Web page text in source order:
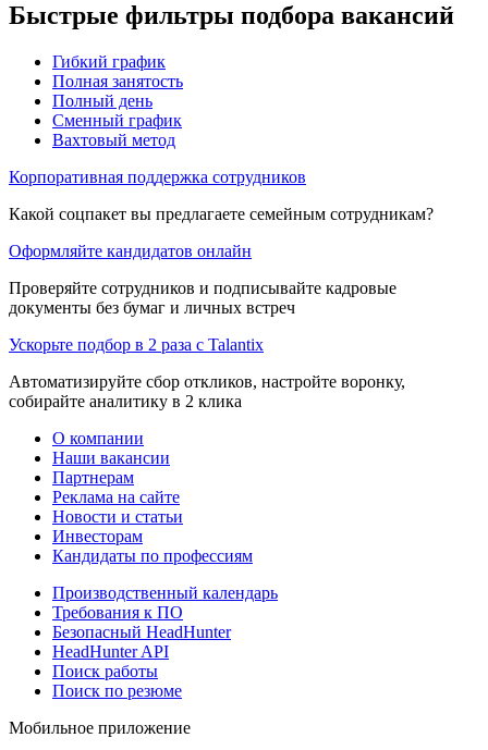
Быстрые фильтры подбора вакансий
Гибкий график
Полная занятость
Полный день
Сменный график
Вахтовый метод
Корпоративная поддержка сотрудников
Какой соцпакет вы предлагаете семейным сотрудникам?
Оформляйте кандидатов онлайн
Проверяйте сотрудников и подписывайте кадровые
документы без бумаг и личных встреч
Ускорьте подбор в 2 раза с Talantix
Автоматизируйте сбор откликов, настройте воронку,
собирайте аналитику в 2 клика
О компании
Наши вакансии
Партнерам
Реклама на сайте
Новости и статьи
Инвесторам
Кандидаты по профессиям
Производственный календарь
Требования к ПО
Безопасный HeadHunter
HeadHunter API
Поиск работы
Поиск по резюме
Мобильное приложение